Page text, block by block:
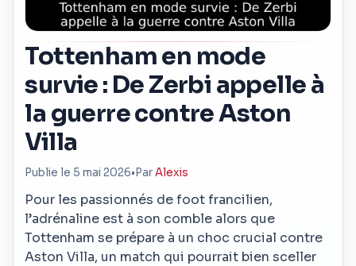
Tottenham en mode
survie : De Zerbi appelle à
la guerre contre Aston
Villa
Publie le 5 mai 2026• ParAlexis
Pour les passionnés de foot francilien,
l’adrénaline est à son comble alors que
Tottenham se prépare à un choc crucial contre
Aston Villa, un match qui pourrait bien sceller